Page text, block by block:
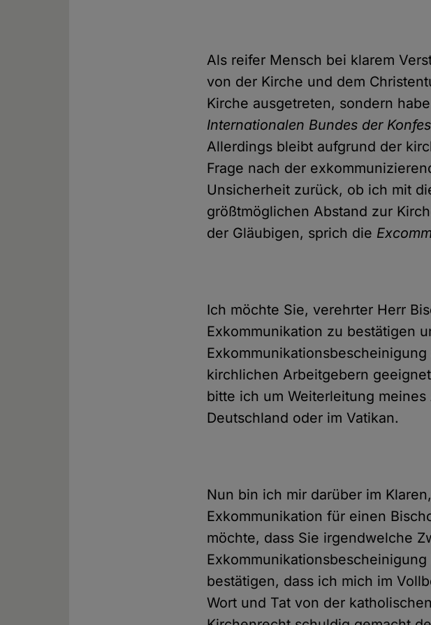
Als reifer Mensch bei klarem
von der Kirche und dem
Kirche ausgetreten, sondern
Internationalen Bundes der
Allerdings bleibt aufgrund der
Frage nach der
Unsicherheit zurück, ob ich mit
größtmöglichen Abstand zur
der Gläubigen, sprich die
Ich möchte Sie, verehrter Herr
Exkommunikation zu bestätigen
kirchlichen Arbeitgebern
bitte ich um Weiterleitung
Deutschland oder im Vatikan.
Nun bin ich mir darüber im
Exkommunikation für einen
möchte, dass Sie irgendwelche
bestätigen, dass ich mich im
Wort und Tat von der